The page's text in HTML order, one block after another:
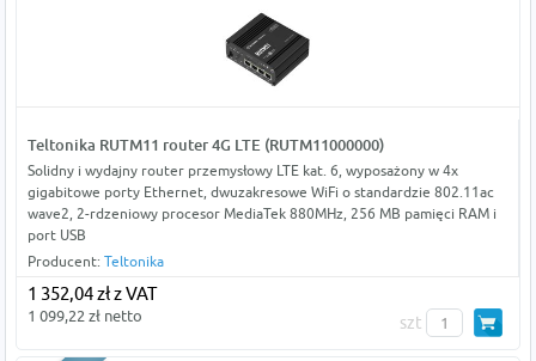
Teltonika RUTM11 router 4G LTE (RUTM11000000)
Solidny i wydajny router przemysłowy LTE kat. 6, wyposażony w 4x
gigabitowe porty Ethernet, dwuzakresowe WiFi o standardzie 802.11ac
wave2, 2-rdzeniowy procesor MediaTek 880MHz, 256 MB pamięci RAM i
port USB
Producent: Teltonika
1 352,04 zł z VAT
1 099,22 zł netto szt